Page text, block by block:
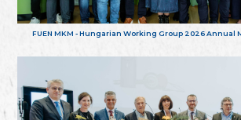
FUEN MKM - Hungarian Working Group 2026 Annual